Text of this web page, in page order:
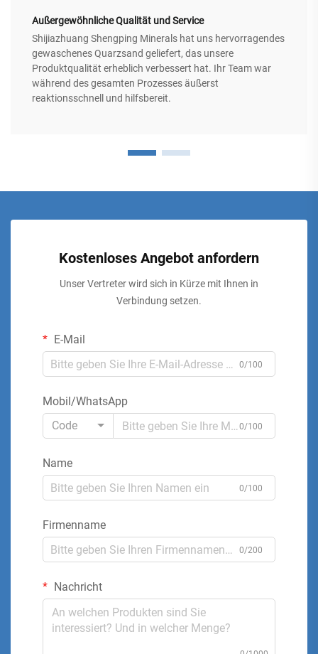
Außergewöhnliche Qualität und Service
Shijiazhuang Shengping Minerals hat uns hervorragendes
gewaschenes Quarzsand geliefert, das unsere
Produktqualität erheblich verbessert hat. Ihr Team war
während des gesamten Prozesses äußerst
reaktionsschnell und hilfsbereit.
Kostenloses Angebot anfordern
Unser Vertreter wird sich in Kürze mit Ihnen in
Verbindung setzen.
E-Mail
0/100
Mobil/WhatsApp
Code
0/100
Name
0/100
Firmenname
0/200
Nachricht